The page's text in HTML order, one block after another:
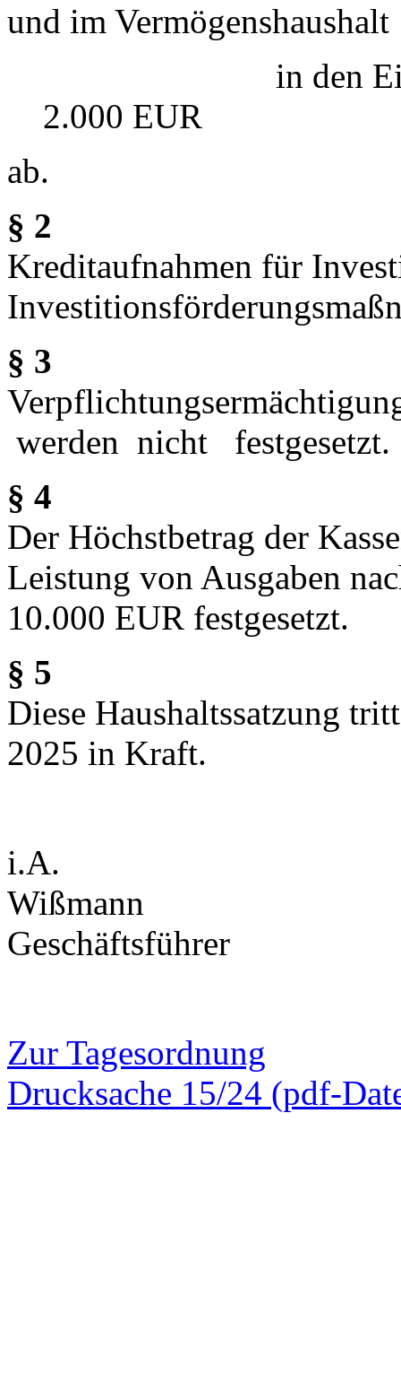
und im Vermögenshaushalt
in den
2.000 EUR
ab.
§ 2
Kreditaufnahmen für
§ 3
werden nicht festgesetzt.
§ 4
Der Höchstbetrag der
Leistung von Ausgaben
10.000 EUR festgesetzt.
§ 5
Diese Haushaltssatzung
2025 in Kraft.
i.A.
Wißmann
Geschäftsführer
Zur Tagesordnung
Drucksache 15/24 (pdf-